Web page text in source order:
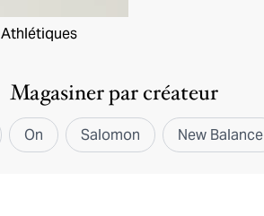
Athlétiques
Magasiner par créateur
On Salomon New Balance